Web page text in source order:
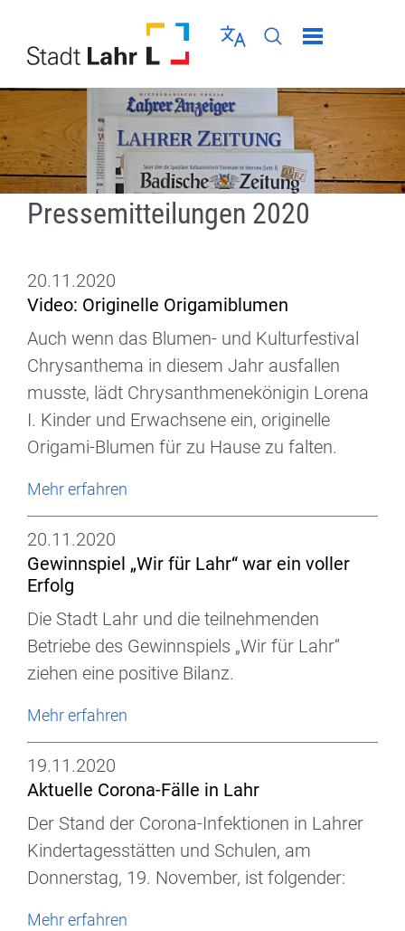
Sprache wählen
Seiten-Suche
Menü schließen
Pressemitteilungen 2020
20.11.2020
Video: Originelle Origamiblumen
Auch wenn das Blumen- und Kulturfestival
Chrysanthema in diesem Jahr ausfallen
musste, lädt Chrysanthmenekönigin Lorena
I. Kinder und Erwachsene ein, originelle
Origami-Blumen für zu Hause zu falten.
Mehr erfahren
20.11.2020
Gewinnspiel „Wir für Lahr“ war ein voller
Erfolg
Die Stadt Lahr und die teilnehmenden
Betriebe des Gewinnspiels „Wir für Lahr“
ziehen eine positive Bilanz.
Mehr erfahren
19.11.2020
Aktuelle Corona-Fälle in Lahr
Der Stand der Corona-Infektionen in Lahrer
Kindertagesstätten und Schulen, am
Donnerstag, 19. November, ist folgender:
Mehr erfahren